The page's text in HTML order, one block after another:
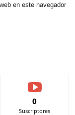
en este navegador
0
Suscriptores